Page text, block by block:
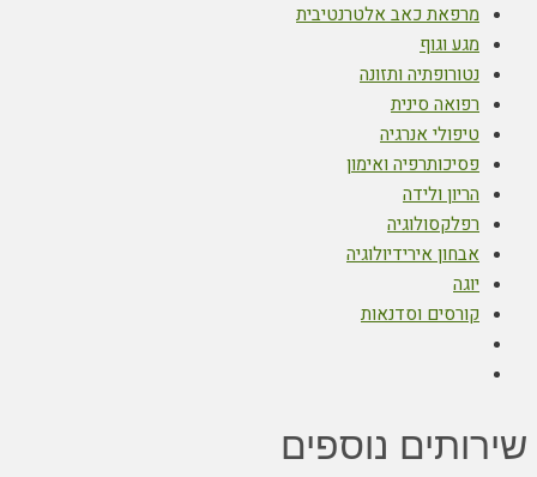
מרפאת כאב אלטרנטיבית
מגע וגוף
נטורופתיה ותזונה
רפואה סינית
טיפולי אנרגיה
פסיכותרפיה ואימון
הריון ולידה
רפלקסולוגיה
אבחון אירידיולוגיה
יוגה
קורסים וסדנאות
שירותים נוספים